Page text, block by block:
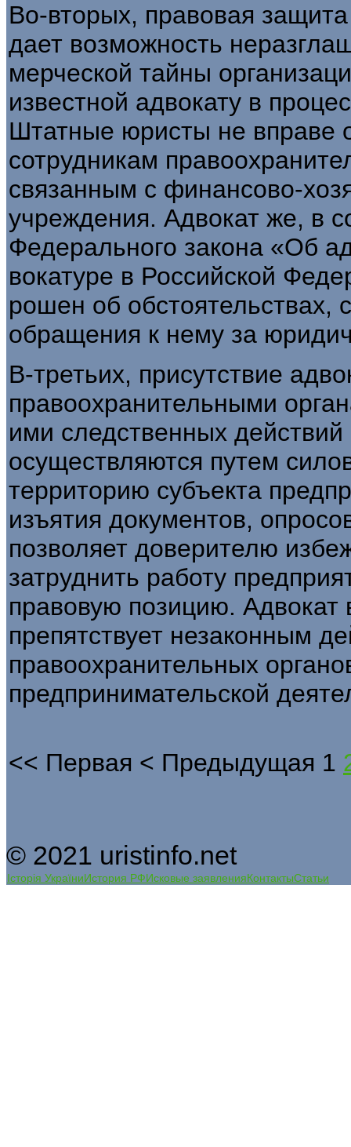
Во-вторых, правовая
дает возможность
мерческой тайны
известной адвокату в
Штатные юристы не вправе
сотрудникам
связанным с финансово-
учреждения. Адвокат же, в
Федерального закона «Об
вокатуре в Российской
рошен об обстоятельствах,
обращения к нему за
В-третьих, присутствие
правоохранительными
ими следственных
осуществляются путем
территорию субъекта
изъятия документов,
позволяет доверителю
затруднить работу
правовую позицию. Адвокат
препятствует незаконным
правоохранительных
предпринимательской
<< Первая < Предыдущая 1
© 2021 uristinfo.net
Історія УкраїниИстория РФИсковые заявленияКонтактыСтатьи